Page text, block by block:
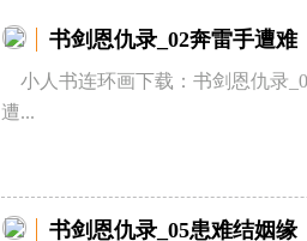
书剑恩仇录_02奔雷手遭难
小人书连环画下载：书剑恩仇录
遭...
书剑恩仇录_05患难结姻缘